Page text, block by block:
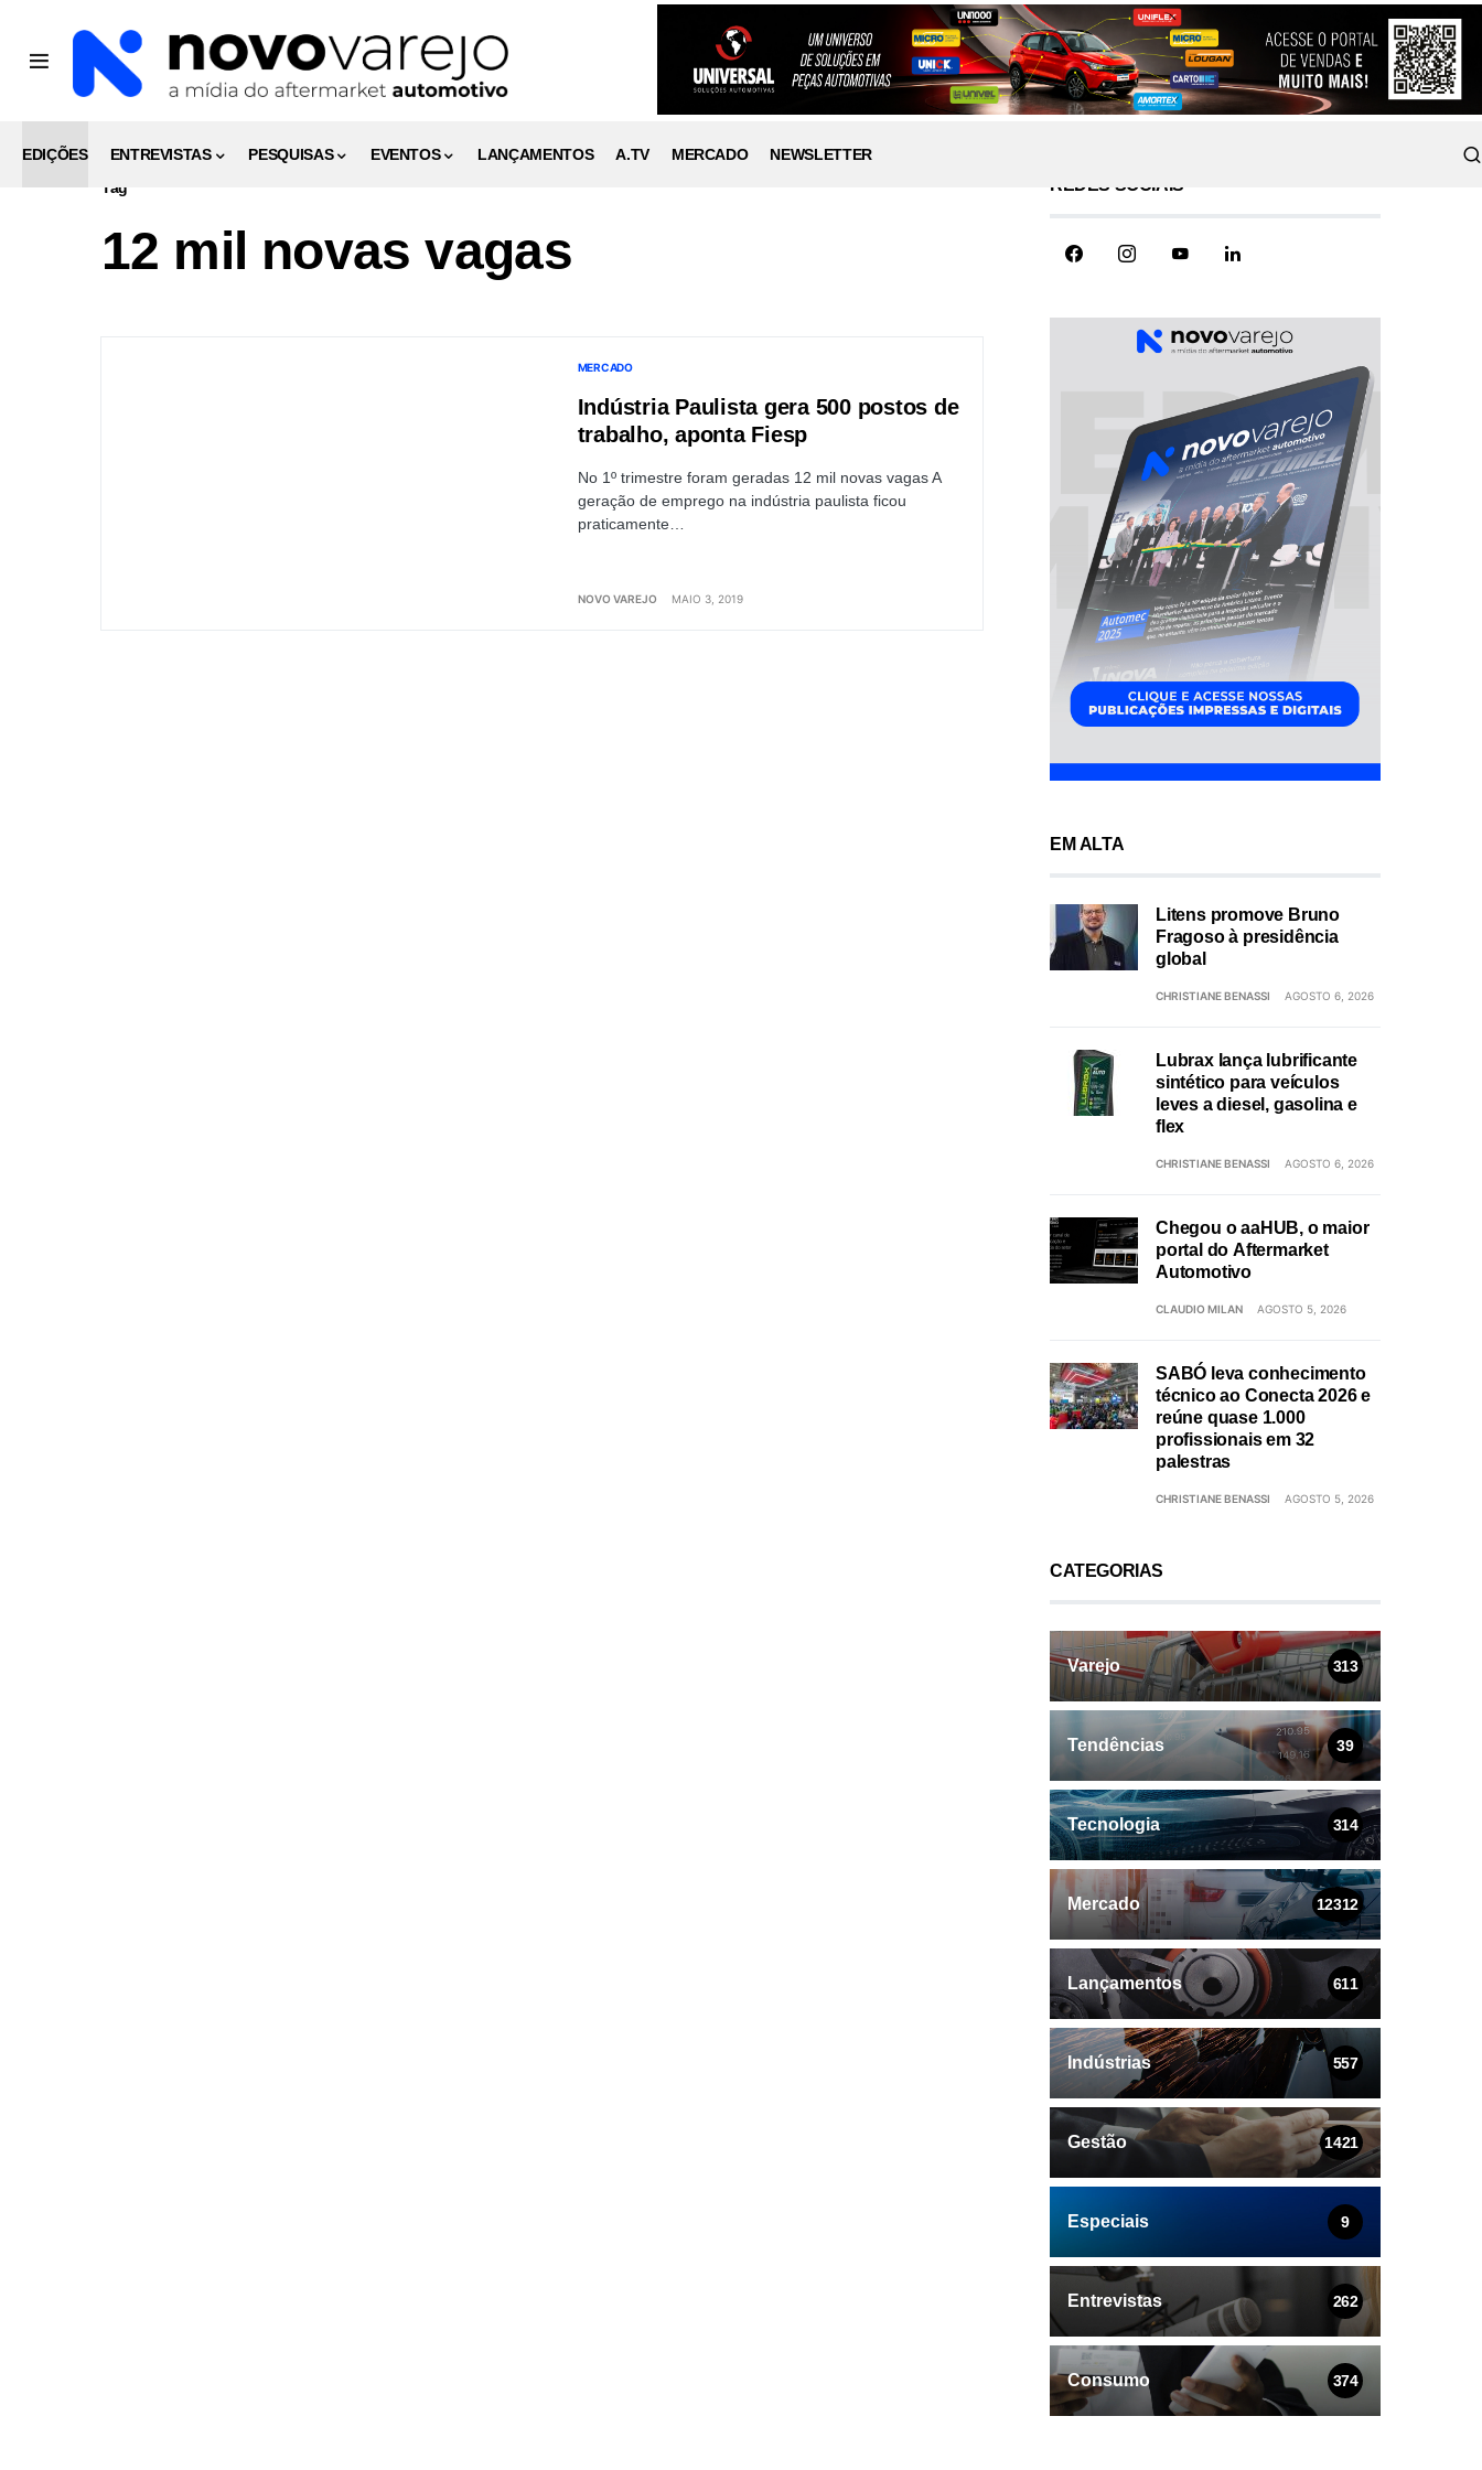
EDIÇÕES ENTREVISTAS PESQUISAS EVENTOS LANÇAMENTOS A.TV MERCADO
NEWSLETTER
Tag
12 mil novas vagas
MERCADO
Indústria Paulista gera 500 postos de
trabalho, aponta Fiesp
No 1º trimestre foram geradas 12 mil novas vagas A
geração de emprego na indústria paulista ficou
praticamente…
NOVO VAREJO MAIO 3, 2019
REDES SOCIAIS
EM ALTA
Litens promove Bruno
Fragoso à presidência
global
CHRISTIANE BENASSI AGOSTO 6, 2026
Lubrax lança lubrificante
sintético para veículos
leves a diesel, gasolina e
flex
CHRISTIANE BENASSI AGOSTO 6, 2026
Chegou o aaHUB, o maior
portal do Aftermarket
Automotivo
CLAUDIO MILAN AGOSTO 5, 2026
SABÓ leva conhecimento
técnico ao Conecta 2026 e
reúne quase 1.000
profissionais em 32
palestras
CHRISTIANE BENASSI AGOSTO 5, 2026
CATEGORIAS
Varejo 313
Tendências 39
Tecnologia 314
Mercado 12312
Lançamentos 611
Indústrias 557
Gestão 1421
Especiais 9
Entrevistas 262
Consumo 374